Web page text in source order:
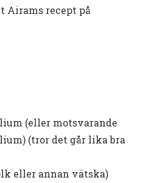
Airams recept på
(eller motsvarande
(tror det går lika bra
eller annan vätska)